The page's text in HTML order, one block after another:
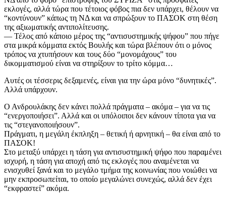
εκλογές, αλλά τώρα που τέτοιος φόβος πια δεν υπάρχει, θέλουν να
“κοντύνουν” κάπως τη ΝΔ και να σπρώξουν το ΠΑΣΟΚ στη θέση
της αξιωματικής αντιπολίτευσης.
— Τέλος από κάποιο μέρος της “αντισυστημικής ψήφου” που πήγε
στα μικρά κόμματα εκτός Βουλής και τώρα βλέπουν ότι ο μόνος
τρόπος να χτυπήσουν και τους δύο “μονομάχους” του
δικομματισμού είναι να στηρίξουν το τρίτο κόμμα…
Αυτές οι τέσσερις δεξαμενές, είναι για την ώρα μόνο “δυνητικές”.
Αλλά υπάρχουν.
Ο Ανδρουλάκης δεν κάνει πολλά πράγματα – ακόμα – για να τις
“ενεργοποιήσει”. Αλλά και οι υπόλοιποι δεν κάνουν τίποτα για να
τις “στεγανοποιήσουν”.
Πράγματι, η μεγάλη έκπληξη – θετική ή αρνητική – θα είναι από το
ΠΑΣΟΚ!
Στο μεταξύ υπάρχει η τάση για αντισυστημική ψήφο που παραμένει
ισχυρή, η τάση για αποχή από τις εκλογές που αναμένεται να
ενισχυθεί ξανά και το μεγάλο τμήμα της κοινωνίας που νοιώθει να
μην εκπροσωπείται, το οποίο μεγαλώνει συνεχώς, αλλά δεν έχει
“εκφραστεί” ακόμα.